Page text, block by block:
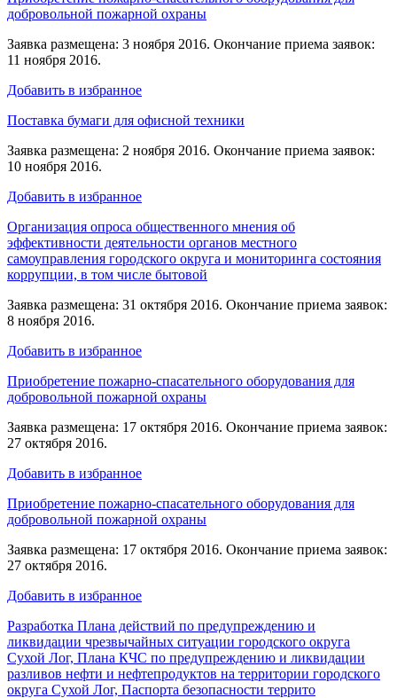
добровольной пожарной охраны
Заявка размещена: 3 ноября 2016. Окончание приема заявок:
11 ноября 2016.
Добавить в избранное
Поставка бумаги для офисной техники
Заявка размещена: 2 ноября 2016. Окончание приема заявок:
10 ноября 2016.
Добавить в избранное
Организация опроса общественного мнения об
эффективности деятельности органов местного
самоуправления городского округа и мониторинга состояния
коррупции, в том числе бытовой
Заявка размещена: 31 октября 2016. Окончание приема заявок:
8 ноября 2016.
Добавить в избранное
Приобретение пожарно-спасательного оборудования для
добровольной пожарной охраны
Заявка размещена: 17 октября 2016. Окончание приема заявок:
27 октября 2016.
Добавить в избранное
Приобретение пожарно-спасательного оборудования для
добровольной пожарной охраны
Заявка размещена: 17 октября 2016. Окончание приема заявок:
27 октября 2016.
Добавить в избранное
Разработка Плана действий по предупреждению и
ликвидации чрезвычайных ситуации городского округа
Сухой Лог, Плана КЧС по предупреждению и ликвидации
разливов нефти и нефтепродуктов на территории городского
округа Сухой Лог, Паспорта безопасности террито